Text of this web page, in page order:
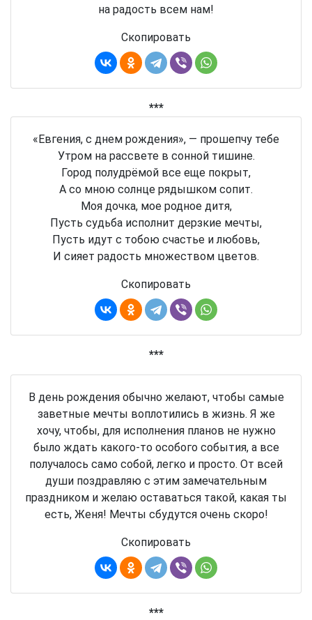
на радость всем нам!
Скопировать
***
«Евгения, с днем рождения», — прошепчу тебе
Утром на рассвете в сонной тишине.
Город полудрёмой все еще покрыт,
А со мною солнце рядышком сопит.
Моя дочка, мое родное дитя,
Пусть судьба исполнит дерзкие мечты,
Пусть идут с тобою счастье и любовь,
И сияет радость множеством цветов.
Скопировать
***
В день рождения обычно желают, чтобы самые
заветные мечты воплотились в жизнь. Я же
хочу, чтобы, для исполнения планов не нужно
было ждать какого-то особого события, а все
получалось само собой, легко и просто. От всей
души поздравляю с этим замечательным
праздником и желаю оставаться такой, какая ты
есть, Женя! Мечты сбудутся очень скоро!
Скопировать
***